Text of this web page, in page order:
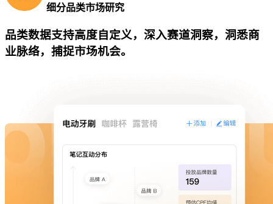
细分品类市场研究
品类数据支持高度自定义，深入赛道洞察，洞悉商
业脉络，捕捉市场机会。